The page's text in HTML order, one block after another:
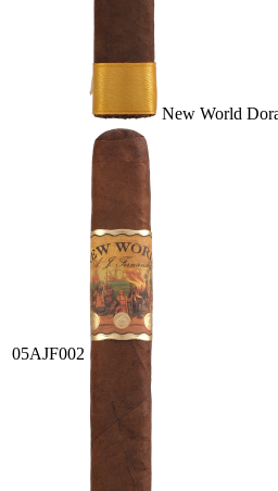
New World
05AJF002